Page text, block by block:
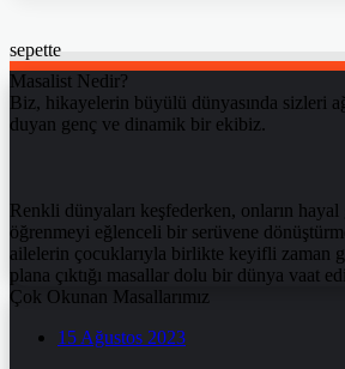
sepette
Masalist Nedir?
Biz, hikayelerin büyülü dünyasında sizleri
duyan genç ve dinamik bir ekibiz.
Renkli dünyaları keşfederken, onların
öğrenmeyi eğlenceli bir serüvene
ailelerin çocuklarıyla birlikte keyifli zaman
plana çıktığı masallar dolu bir dünya vaat
Çok Okunan Masallarımız
15 Ağustos 2023